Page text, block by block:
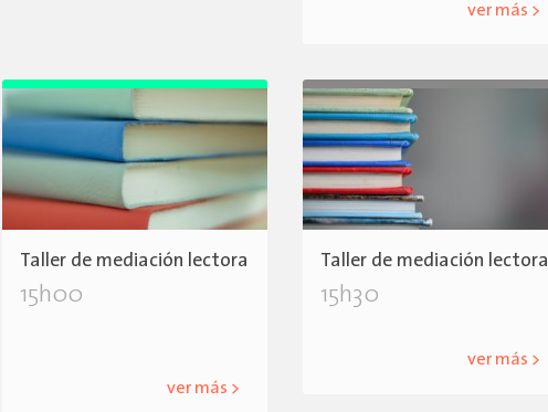
ver más >
Taller de mediación lectora
15h00
ver más >
Taller de mediación lectora
15h30
ver más >